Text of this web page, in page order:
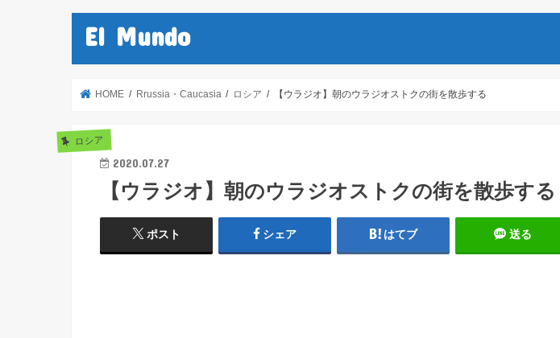
El Mundo
HOME Rrussia・Caucasia ロシア 【ウラジオ】朝のウラジオストクの街を散歩する
ロシア
2020.07.27
【ウラジオ】朝のウラジオストクの街を散歩する
ポスト シェア はてブ 送る